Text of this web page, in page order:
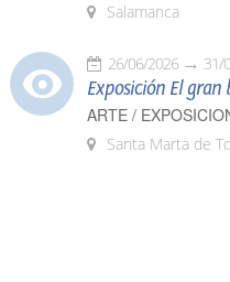
Salamanca
26/06/2026 31/
Exposición El gran
ARTE /
Santa Marta de